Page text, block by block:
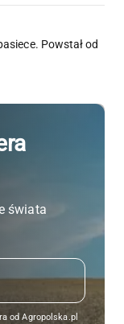
Powstał od
świata
od Agropolska.pl